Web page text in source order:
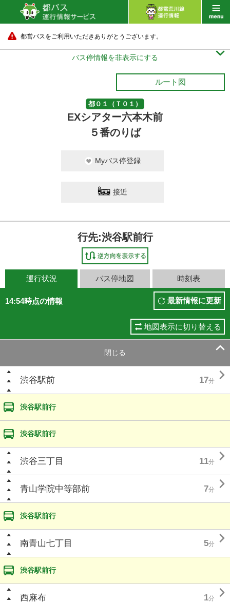
都営バスをご利用いただきありがとうございます。
バス停情報を非表示にする 
ルート図
都０１（Ｔ０１）
EXシアター六本木前
５番のりば
Myバス停登録
接近
行先:渋谷駅前行
運行状況 バス停地図 時刻表
14:54時点の情報 最新情報に更新
地図表示に切り替える
閉じる 
渋谷駅前 17分 
渋谷駅前行
渋谷駅前行
渋谷三丁目 11分 
青山学院中等部前 7分 
渋谷駅前行
南青山七丁目 5分 
渋谷駅前行
西麻布 1分 